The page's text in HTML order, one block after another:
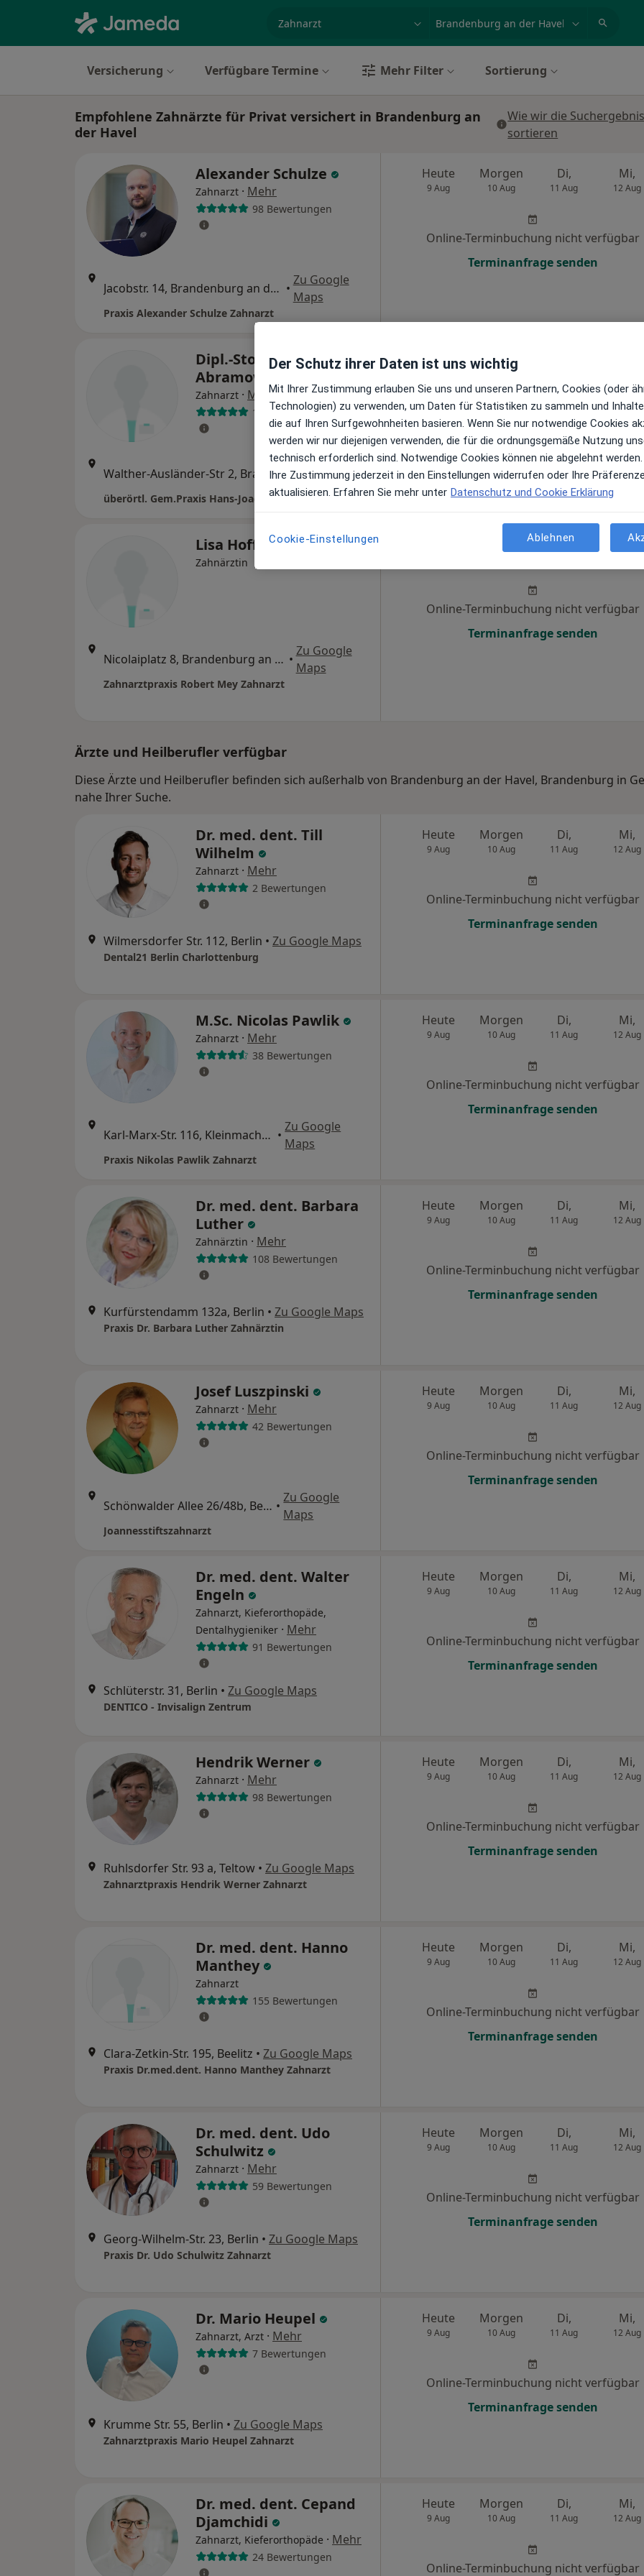
Versicherung Verfügbare Termine Mehr Filter Sortierung
Empfohlene Zahnärzte für Privat versichert in Brandenburg an
der Havel
Wie wir die
sortieren
Alexander Schulze
Zahnarzt · Mehr
98 Bewertungen
Jacobstr. 14, Brandenburg an der Havel •
Zu Google
Maps
Praxis Alexander Schulze Zahnarzt
Heute
9 Aug
Morgen
10 Aug
Di,
11 Aug
Mi,
12 Aug
Online-Terminbuchung nicht verfügbar
Terminanfrage senden
Dipl.-Stom. Michael
Abramow
Zahnarzt · Mehr
11 Bewertungen
Walther-Ausländer-Str 2, Brandenburg an der Havel •
Zu Google
Maps
überörtl. Gem.Praxis Hans-Joachim Mey und Michael Abramow
Heute Morgen
10 Aug
Online-Terminbuchung nicht verfügbar
Terminanfrage senden
Lisa Hoffmann
Zahnärztin
Nicolaiplatz 8, Brandenburg an der Havel •
Zu Google
Maps
Zahnarztpraxis Robert Mey Zahnarzt
Di, Mi,
Online-Terminbuchung nicht verfügbar
Terminanfrage senden
Ärzte und Heilberufler verfügbar
Diese Ärzte und Heilberufler befinden sich außerhalb von Brandenburg an der Havel, Brandenburg in
nahe Ihrer Suche.
Dr. med. dent. Till
Wilhelm
Zahnarzt · Mehr
2 Bewertungen
Wilmersdorfer Str. 112, Berlin • Zu Google Maps
Dental21 Berlin Charlottenburg
Heute
9 Aug
Morgen
10 Aug
Di,
11 Aug
Mi,
12 Aug
Online-Terminbuchung nicht verfügbar
Terminanfrage senden
M.Sc. Nicolas Pawlik
Zahnarzt · Mehr
38 Bewertungen
Karl-Marx-Str. 116, Kleinmachnow •
Zu Google
Maps
Praxis Nikolas Pawlik Zahnarzt
Heute
9 Aug
Morgen
10 Aug
Di,
11 Aug
Mi,
12 Aug
Online-Terminbuchung nicht verfügbar
Terminanfrage senden
Dr. med. dent. Barbara
Luther
Zahnärztin · Mehr
108 Bewertungen
Kurfürstendamm 132a, Berlin • Zu Google Maps
Praxis Dr. Barbara Luther Zahnärztin
Heute
9 Aug
Morgen
10 Aug
Di,
11 Aug
Mi,
12 Aug
Online-Terminbuchung nicht verfügbar
Terminanfrage senden
Josef Luszpinski
Zahnarzt · Mehr
42 Bewertungen
Schönwalder Allee 26/48b, Berlin •
Zu Google
Maps
Joannesstiftszahnarzt
Heute
9 Aug
Morgen
10 Aug
Di,
11 Aug
Mi,
12 Aug
Online-Terminbuchung nicht verfügbar
Terminanfrage senden
Dr. med. dent. Walter
Engeln
Zahnarzt, Kieferorthopäde,
Dentalhygieniker · Mehr
91 Bewertungen
Schlüterstr. 31, Berlin • Zu Google Maps
DENTICO - Invisalign Zentrum
Heute
9 Aug
Morgen
10 Aug
Di,
11 Aug
Mi,
12 Aug
Online-Terminbuchung nicht verfügbar
Terminanfrage senden
Hendrik Werner
Zahnarzt · Mehr
98 Bewertungen
Ruhlsdorfer Str. 93 a, Teltow • Zu Google Maps
Zahnarztpraxis Hendrik Werner Zahnarzt
Heute
9 Aug
Morgen
10 Aug
Di,
11 Aug
Mi,
12 Aug
Online-Terminbuchung nicht verfügbar
Terminanfrage senden
Dr. med. dent. Hanno
Manthey
Zahnarzt
155 Bewertungen
Clara-Zetkin-Str. 195, Beelitz • Zu Google Maps
Praxis Dr.med.dent. Hanno Manthey Zahnarzt
Heute
9 Aug
Morgen
10 Aug
Di,
11 Aug
Mi,
12 Aug
Online-Terminbuchung nicht verfügbar
Terminanfrage senden
Dr. med. dent. Udo
Schulwitz
Zahnarzt · Mehr
59 Bewertungen
Georg-Wilhelm-Str. 23, Berlin • Zu Google Maps
Praxis Dr. Udo Schulwitz Zahnarzt
Heute
9 Aug
Morgen
10 Aug
Di,
11 Aug
Mi,
12 Aug
Online-Terminbuchung nicht verfügbar
Terminanfrage senden
Dr. Mario Heupel
Zahnarzt, Arzt · Mehr
7 Bewertungen
Krumme Str. 55, Berlin • Zu Google Maps
Zahnarztpraxis Mario Heupel Zahnarzt
Heute
9 Aug
Morgen
10 Aug
Di,
11 Aug
Mi,
12 Aug
Online-Terminbuchung nicht verfügbar
Terminanfrage senden
Dr. med. dent. Cepand
Djamchidi
Zahnarzt, Kieferorthopäde · Mehr
24 Bewertungen
Heute
9 Aug
Morgen
10 Aug
Di,
11 Aug
Mi,
12 Aug
Online-Terminbuchung nicht verfügbar
Der Schutz ihrer Daten ist uns wichtig
Mit Ihrer Zustimmung erlauben Sie uns und unseren Partnern, Cookies (oder
Technologien) zu verwenden, um Daten für Statistiken zu sammeln und
die auf Ihren Surfgewohnheiten basieren. Wenn Sie nur notwendige Cookies
werden wir nur diejenigen verwenden, die für die ordnungsgemäße Nutzung
technisch erforderlich sind. Notwendige Cookies können nie abgelehnt werden.
Ihre Zustimmung jederzeit in den Einstellungen widerrufen oder Ihre
aktualisieren. Erfahren Sie mehr unter Datenschutz und Cookie Erklärung
Cookie-Einstellungen Ablehnen